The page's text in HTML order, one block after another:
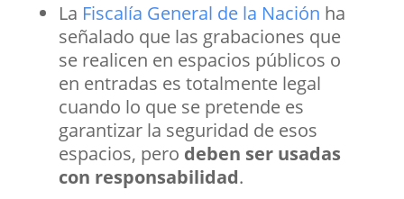
La Fiscalía General de la Nación ha
señalado que las grabaciones que
se realicen en espacios públicos o
en entradas es totalmente legal
cuando lo que se pretende es
garantizar la seguridad de esos
espacios, pero deben ser usadas
con responsabilidad.